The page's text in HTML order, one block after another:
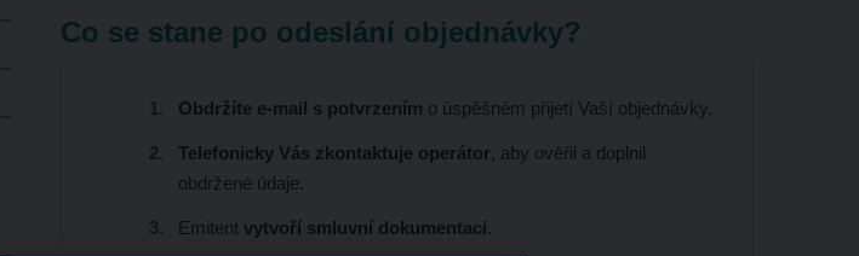
Co se stane po odeslání objednávky?
Obdržíte e-mail s potvrzením o úspěšném přijetí Vaší objednávky.
Telefonicky Vás zkontaktuje operátor, aby ověřil a doplnil
obdržené údaje.
Emitent vytvoří smluvní dokumentaci.